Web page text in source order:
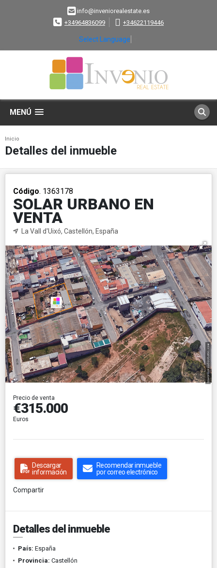
info@inveniorealestate.es
+34964836099
+34622119446
Select Language
MENÚ
Inicio
Detalles del inmueble
Código. 1363178
SOLAR URBANO EN
VENTA
La Vall d'Uixó, Castellón, España
Precio de venta
€315.000
Euros
Descargar
información
Recomendar inmueble
por correo electrónico
Compartir
Detalles del inmueble
País: España
Provincia: Castellón